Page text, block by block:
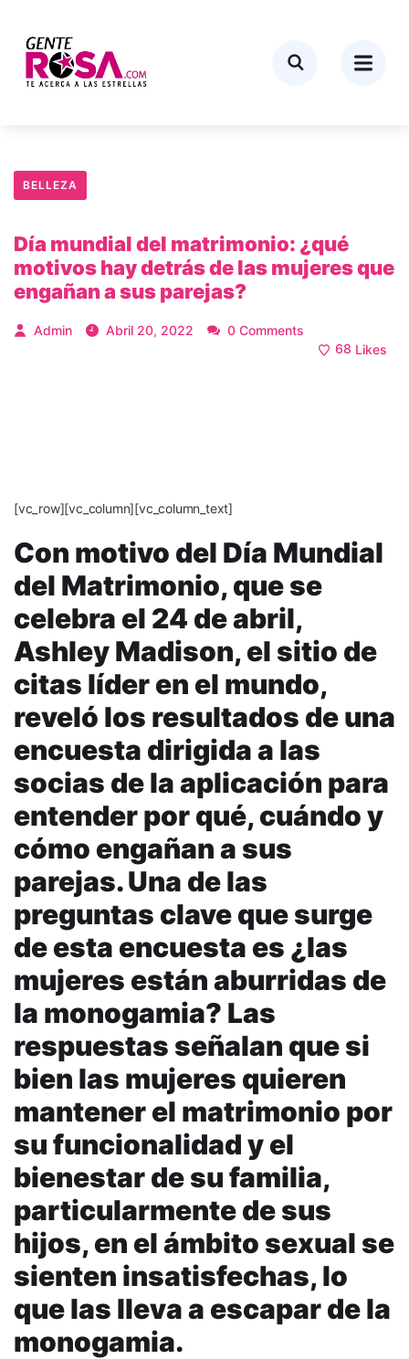
BELLEZA
Día mundial del matrimonio: ¿qué
motivos hay detrás de las mujeres que
engañan a sus parejas?
Admin Abril 20, 2022
0 Comments
68 Likes
[vc_row][vc_column][vc_column_text]
Con motivo del Día Mundial
del Matrimonio, que se
celebra el 24 de abril,
Ashley Madison, el sitio de
citas líder en el mundo,
reveló los resultados de una
encuesta dirigida a las
socias de la aplicación para
entender por qué, cuándo y
cómo engañan a sus
parejas. Una de las
preguntas clave que surge
de esta encuesta es ¿las
mujeres están aburridas de
la monogamia? Las
respuestas señalan que si
bien las mujeres quieren
mantener el matrimonio por
su funcionalidad y el
bienestar de su familia,
particularmente de sus
hijos, en el ámbito sexual se
sienten insatisfechas, lo
que las lleva a escapar de la
monogamia.